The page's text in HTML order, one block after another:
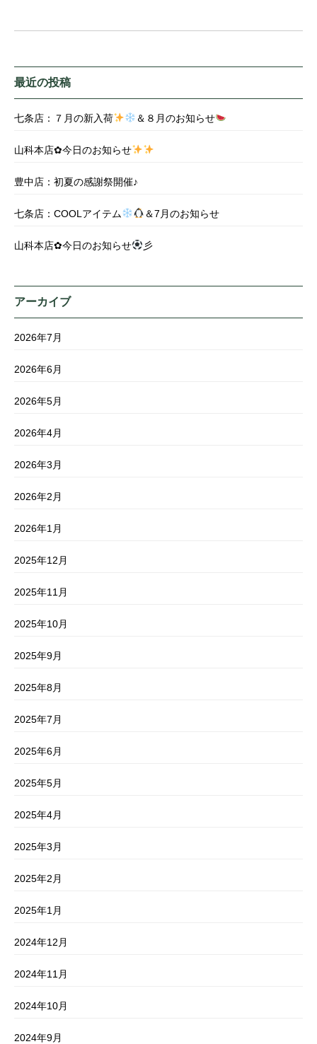
最近の投稿
七条店：７月の新入荷 ＆８月のお知らせ
山科本店✿今日のお知らせ
豊中店：初夏の感謝祭開催♪
七条店：COOLアイテム ＆7月のお知らせ
山科本店✿今日のお知らせ 彡
アーカイブ
2026年7月
2026年6月
2026年5月
2026年4月
2026年3月
2026年2月
2026年1月
2025年12月
2025年11月
2025年10月
2025年9月
2025年8月
2025年7月
2025年6月
2025年5月
2025年4月
2025年3月
2025年2月
2025年1月
2024年12月
2024年11月
2024年10月
2024年9月